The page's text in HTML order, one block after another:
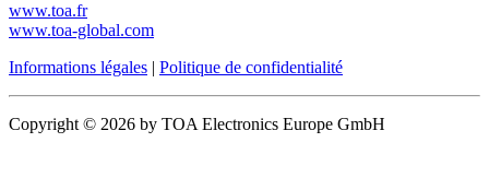
www.toa.fr
www.toa-global.com
Informations légales | Politique de confidentialité
Copyright © 2026 by TOA Electronics Europe GmbH